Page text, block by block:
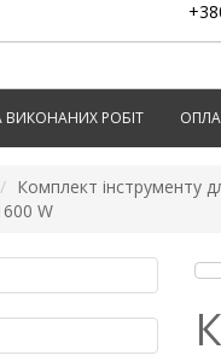
ВИКОНАНИХ РОБІТ
Комплект інструменту
W